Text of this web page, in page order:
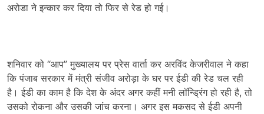
अरोडा ने इन्कार कर दिया तो फिर से रेड हो गई।
शनिवार को “आप” मुख्यालय पर प्रेस वार्ता कर अरविंद केजरीवाल ने कहा
कि पंजाब सरकार में मंत्री संजीव अरोड़ा के घर पर ईडी की रेड चल रही
है। ईडी का काम है कि देश के अंदर अगर कहीं मनी लॉन्ड्रिंग हो रही है, तो
उसको रोकना और उसकी जांच करना। अगर इस मकसद से ईडी अपनी